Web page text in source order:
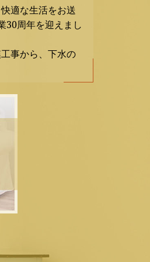
適な生活をお送
30周年を迎えまし
事から、下水の